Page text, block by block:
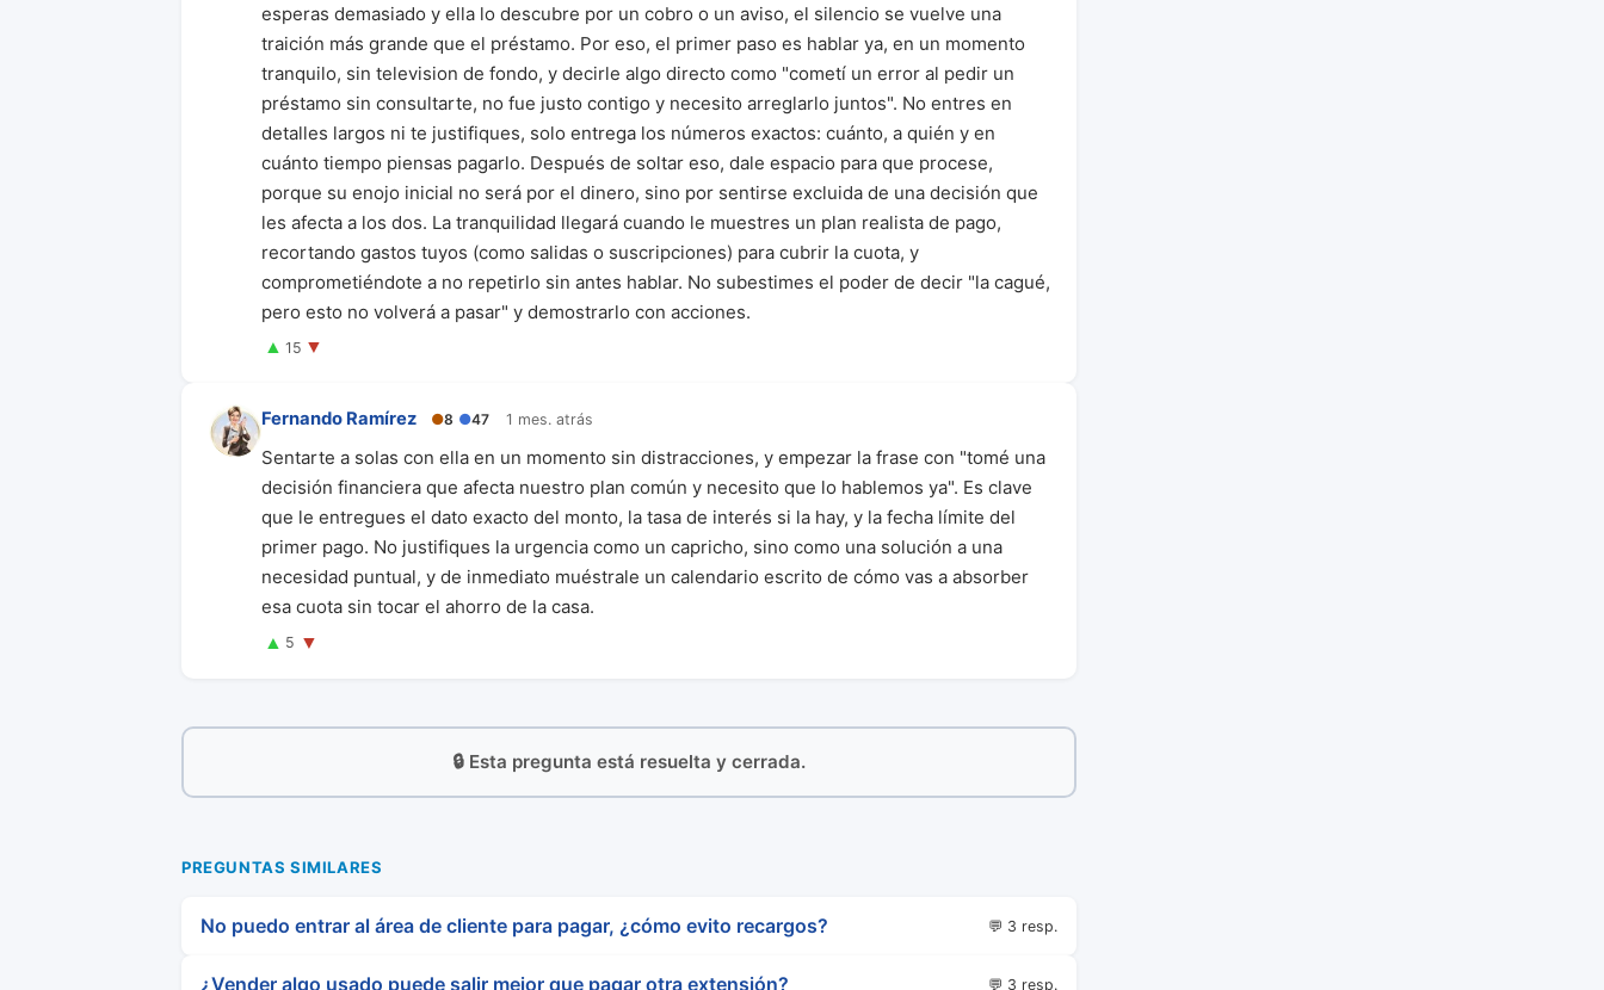
esperas demasiado y ella lo descubre por un cobro o un aviso, el silencio se vuelve una
traición más grande que el préstamo. Por eso, el primer paso es hablar ya, en un momento
tranquilo, sin television de fondo, y decirle algo directo como "cometí un error al pedir un
préstamo sin consultarte, no fue justo contigo y necesito arreglarlo juntos". No entres en
detalles largos ni te justifiques, solo entrega los números exactos: cuánto, a quién y en
cuánto tiempo piensas pagarlo. Después de soltar eso, dale espacio para que procese,
porque su enojo inicial no será por el dinero, sino por sentirse excluida de una decisión que
les afecta a los dos. La tranquilidad llegará cuando le muestres un plan realista de pago,
recortando gastos tuyos (como salidas o suscripciones) para cubrir la cuota, y
comprometiéndote a no repetirlo sin antes hablar. No subestimes el poder de decir "la cagué,
pero esto no volverá a pasar" y demostrarlo con acciones.
▲ 15 ▼
Fernando Ramírez ●8 ●47 1 mes. atrás
Sentarte a solas con ella en un momento sin distracciones, y empezar la frase con "tomé una
decisión financiera que afecta nuestro plan común y necesito que lo hablemos ya". Es clave
que le entregues el dato exacto del monto, la tasa de interés si la hay, y la fecha límite del
primer pago. No justifiques la urgencia como un capricho, sino como una solución a una
necesidad puntual, y de inmediato muéstrale un calendario escrito de cómo vas a absorber
esa cuota sin tocar el ahorro de la casa.
▲ 5 ▼
🔒 Esta pregunta está resuelta y cerrada.
PREGUNTAS SIMILARES
No puedo entrar al área de cliente para pagar, ¿cómo evito recargos? 💬 3 resp.
¿Vender algo usado puede salir mejor que pagar otra extensión? 💬 3 resp.